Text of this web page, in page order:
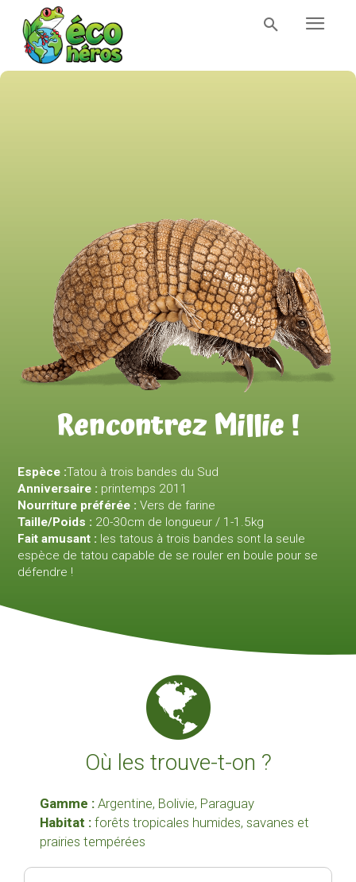
Rencontrez Millie !
Espèce :Tatou à trois bandes du Sud
Anniversaire : printemps 2011
Nourriture préférée : Vers de farine
Taille/Poids : 20-30cm de longueur / 1-1.5kg
Fait amusant : les tatous à trois bandes sont la seule
espèce de tatou capable de se rouler en boule pour se
défendre !
Où les trouve-t-on ?
Gamme : Argentine, Bolivie, Paraguay
Habitat : forêts tropicales humides, savanes et
prairies tempérées